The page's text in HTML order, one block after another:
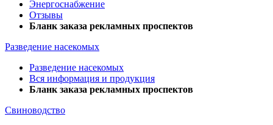
Энергоснабжение
Отзывы
Бланк заказа рекламных проспектов
Разведение насекомых
Разведение насекомых
Вся информация и продукция
Бланк заказа рекламных проспектов
Свиноводство